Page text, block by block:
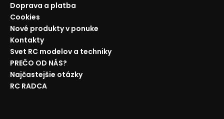
Doprava a platba
Cookies
Nové produkty v ponuke
Kontakty
Svet RC modelov a techniky
PREČO OD NÁS?
Najčastejšie otázky
RC RADCA